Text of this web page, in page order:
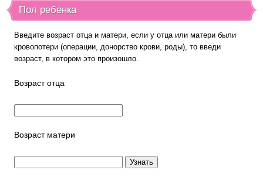
Пол ребенка
Введите возраст отца и матери, если у отца или матери были
кровопотери (операции, донорство крови, роды), то введи
возраст, в котором это произошло.
Возраст отца
Возраст матери